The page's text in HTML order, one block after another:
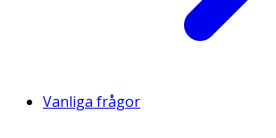
Vanliga frågor